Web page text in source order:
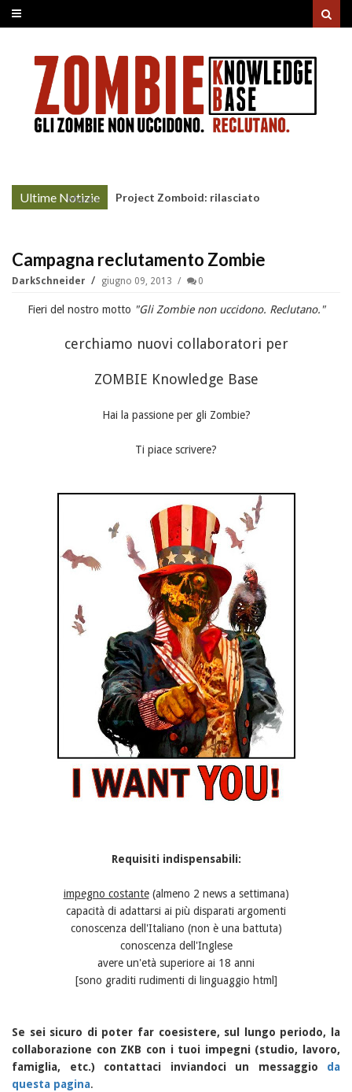
Ultime Notizie
More »
Project Zomboid: rilasciato
Campagna reclutamento Zombie
DarkSchneider giugno 09, 2013 0
Fieri del nostro motto "Gli Zombie non uccidono. Reclutano."
cerchiamo nuovi collaboratori per
ZOMBIE Knowledge Base
Hai la passione per gli Zombie?
Ti piace scrivere?
Requisiti indispensabili:
impegno costante(almeno 2 news a settimana)
capacità di adattarsi ai più disparati argomenti
conoscenza dell'Italiano (non è una battuta)
conoscenza dell'Inglese
avere un'età superiore ai 18 anni
[sono graditi rudimenti di linguaggio html]
Se sei sicuro di poter far coesistere, sul lungo periodo, la
collaborazione con ZKB con i tuoi impegni (studio, lavoro,
famiglia, etc.) contattaci inviandoci un messaggio da
questa pagina.